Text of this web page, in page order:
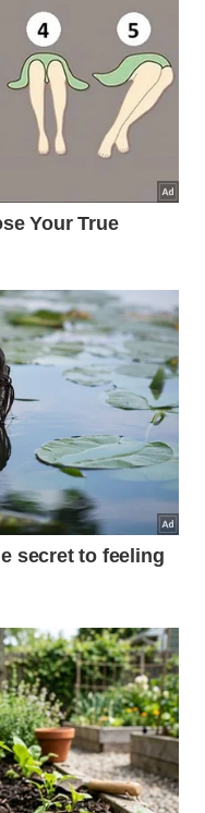
solar mais do que
a proteção da pele. -
/ IgorVetushko
a
da estabilidade
altas aceleram
os ingredientes
entre frio e
de fases e
que o cheiro e a
a
a proteção
um FPS